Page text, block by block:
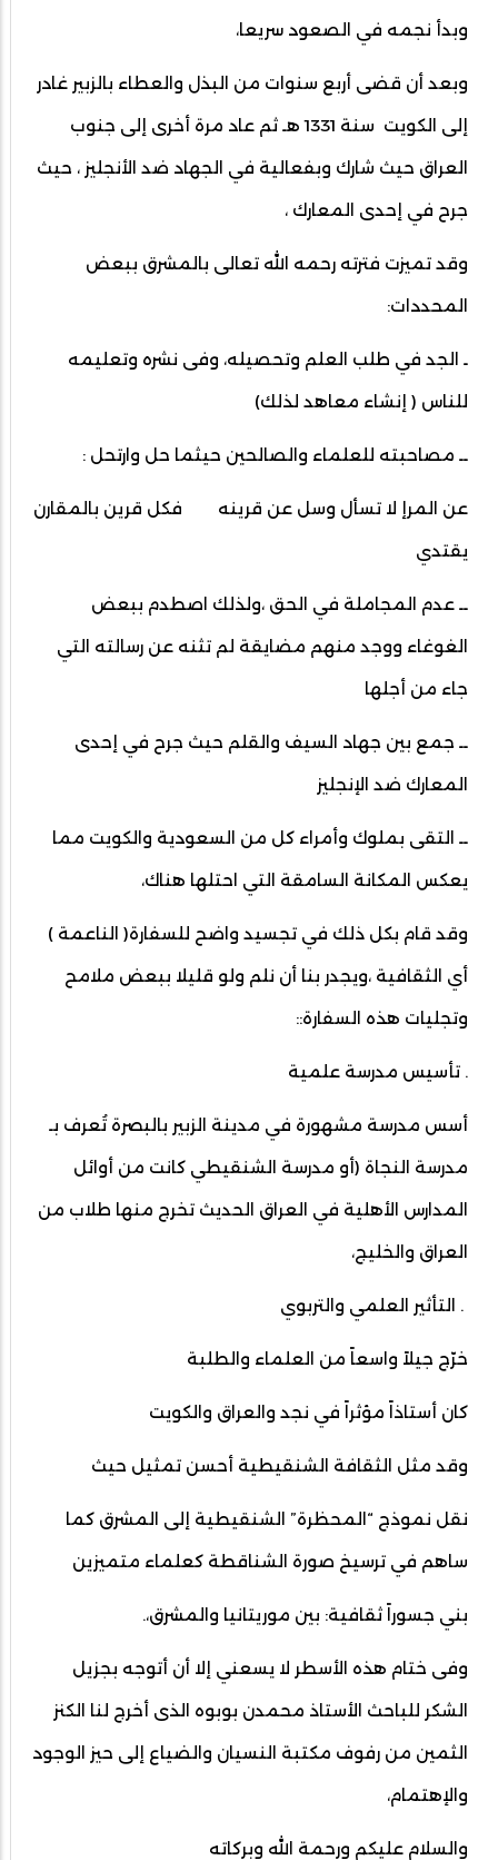
وبدأ نجمه في الصعود سريعا،
وبعد أن قضى أربع سنوات من البذل والعطاء بالزبير غادر
إلى الكويت سنة 1331 هـ ثم عاد مرة أخرى إلى جنوب
العراق حيث شارك وبفعالية في الجهاد ضد الأنجليز ، حيث
جرح في إحدى المعارك ،
وقد تميزت فترته رحمه الله تعالى بالمشرق ببعض
المحددات:
ـ الجد في طلب العلم وتحصيله، وفى نشره وتعليمه
للناس ( إنشاء معاهد لذلك)
ــ مصاحبته للعلماء والصالحين حيثما حل وارتحل :
عن المرإ لا تسأل وسل عن قرينه فكل قرين بالمقارن
يقتدي
ــ عدم المجاملة في الحق ،ولذلك اصطدم ببعض
الغوغاء ووجد منهم مضايقة لم تثنه عن رسالته التي
جاء من أجلها
ــ جمع بين جهاد السيف والقلم حيث جرح في إحدى
المعارك ضد الإنجليز
ــ التقى بملوك وأمراء كل من السعودية والكويت مما
يعكس المكانة السامقة التي احتلها هناك،
وقد قام بكل ذلك في تجسيد واضح للسفارة( الناعمة )
أي الثقافية ،ويجدر بنا أن نلم ولو قليلا ببعض ملامح
وتجليات هذه السفارة::
. تأسيس مدرسة علمية
أسس مدرسة مشهورة في مدينة الزبير بالبصرة تُعرف بـ
مدرسة النجاة (أو مدرسة الشنقيطي كانت من أوائل
المدارس الأهلية في العراق الحديث تخرج منها طلاب من
العراق والخليج،
. التأثير العلمي والتربوي
خرّج جيلاً واسعاً من العلماء والطلبة
كان أستاذاً مؤثراً في نجد والعراق والكويت
وقد مثل الثقافة الشنقيطية أحسن تمثيل حيث
نقل نموذج “المحظرة” الشنقيطية إلى المشرق كما
ساهم في ترسيخ صورة الشناقطة كعلماء متميزين
بني جسوراً ثقافية: بين موريتانيا والمشرق،.
وفى ختام هذه الأسطر لا يسعني إلا أن أتوجه بجزيل
الشكر للباحث الأستاذ محمدن بوبوه الذى أخرج لنا الكنز
الثمين من رفوف مكتبة النسيان والضياع إلى حيز الوجود
والإهتمام،
والسلام عليكم ورحمة الله وبركاته